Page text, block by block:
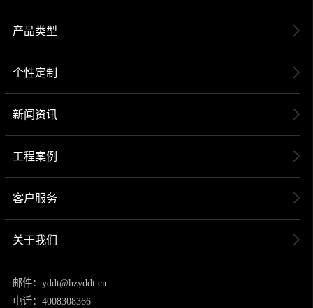
产品类型
个性定制
新闻资讯
工程案例
客户服务
关于我们
邮件：yddt@hzyddt.cn
电话：4008308366